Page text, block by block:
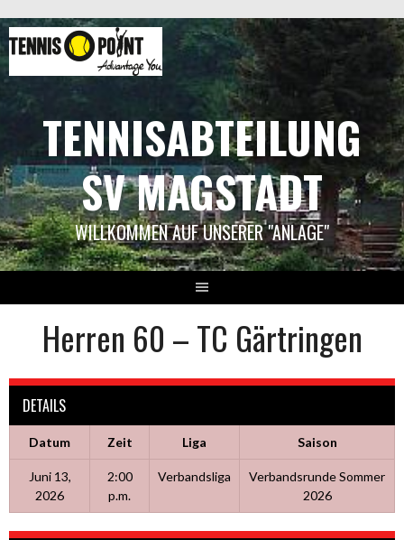
zum
Inhalt
TENNISABTEILUNG
SV MAGSTADT
WILLKOMMEN AUF UNSERER "ANLAGE"
Herren 60 – TC Gärtringen
DETAILS
Datum Zeit Liga Saison
Juni 13,
2026
2:00
p.m.
Verbandsliga
Verbandsrunde Sommer
2026